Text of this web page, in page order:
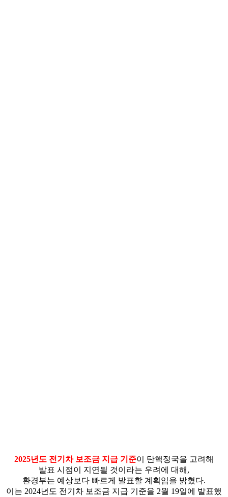
2025년도 전기차 보조금 지급 기준이 탄핵정국을 고려해
발표 시점이 지연될 것이라는 우려에 대해,
환경부는 예상보다 빠르게 발표할 계획임을 밝혔다.
이는 2024년도 전기차 보조금 지급 기준을 2월 19일에 발표했